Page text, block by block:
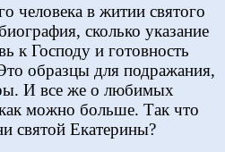
человека в житии святого
сколько указание
к Господу и готовность
образцы для подражания,
И все же о любимых
можно больше. Так что
святой Екатерины?